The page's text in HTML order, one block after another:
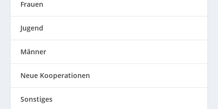
Frauen
Jugend
Männer
Neue Kooperationen
Sonstiges